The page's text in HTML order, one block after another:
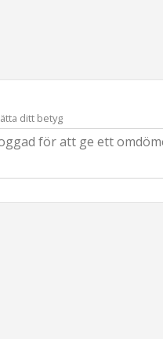
ditt betyg